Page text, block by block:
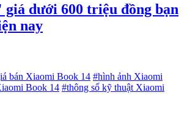
dưới 600 triệu đồng bạn
nay
bán Xiaomi Book 14 #hình ảnh Xiaomi
Book 14 #thông số kỹ thuật Xiaomi